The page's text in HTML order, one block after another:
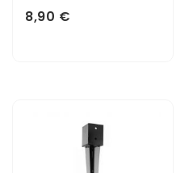
8,90 €